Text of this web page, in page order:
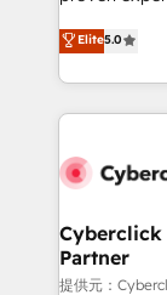
Partner and
we blend
implementations. With 12+ years
experience,
to its fullest
website, or
Elite5.0
Cyberclick
Partner
提供元：